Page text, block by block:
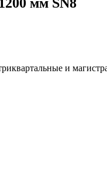
мм SN8
и